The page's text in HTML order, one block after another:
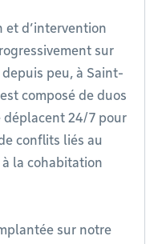
et d’intervention
sur
peu, à Saint-
composé de duos
déplacent 24/7 pour
conflits liés au
la cohabitation
sur notre